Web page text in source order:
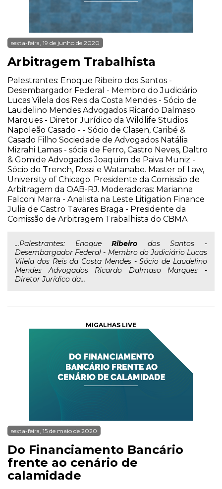
sexta-feira, 19 de junho de 2020
Arbitragem Trabalhista
Palestrantes: Enoque Ribeiro dos Santos -
Desembargador Federal - Membro do Judiciário
Lucas Vilela dos Reis da Costa Mendes - Sócio de
Laudelino Mendes Advogados Ricardo Dalmaso
Marques - Diretor Jurídico da Wildlife Studios
Napoleão Casado - - Sócio de Clasen, Caribé &
Casado Filho Sociedade de Advogados Natália
Mizrahi Lamas - sócia de Ferro, Castro Neves, Daltro
& Gomide Advogados Joaquim de Paiva Muniz -
Sócio do Trench, Rossi e Watanabe. Master of Law,
University of Chicago. Presidente da Comissão de
Arbitragem da OAB-RJ. Moderadoras: Marianna
Falconi Marra - Analista na Leste Litigation Finance
Julia de Castro Tavares Braga - Presidente da
Comissão de Arbitragem Trabalhista do CBMA
...Palestrantes: EnoqueRibeiro dos Santos -
Desembargador Federal - Membro do Judiciário Lucas
Vilela dos Reis da Costa Mendes - Sócio de Laudelino
Mendes Advogados Ricardo Dalmaso Marques -
Diretor Jurídico da...
MIGALHAS LIVE
sexta-feira, 15 de maio de 2020
Do Financiamento Bancário
frente ao cenário de
calamidade